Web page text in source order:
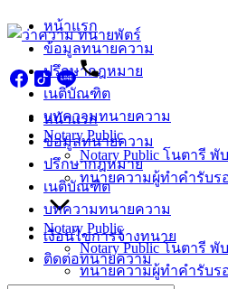
Skip
to
content
หน้าแรก
ข้อมูลทนายความ
ปรึกษากฎหมาย
เนติบัณฑิต
บทความทนายความ
Notary Public
Notary Public โนตารี พั
ทนายความผู้ทำคำรับร
หน้าแรก
ข้อมูลทนายความ
ปรึกษากฎหมาย
เนติบัณฑิต
บทความทนายความ
Notary Public
Notary Public โนตารี พั
ทนายความผู้ทำคำรับร
เงื่อนไขการจ้างทนาย
ติดต่อทนายความ